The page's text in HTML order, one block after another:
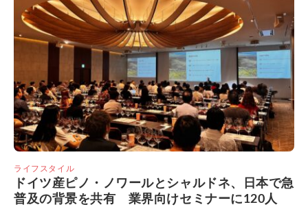
ライフスタイル
ドイツ産ピノ・ノワールとシャルドネ、日本で急
普及の背景を共有 業界向けセミナーに120人